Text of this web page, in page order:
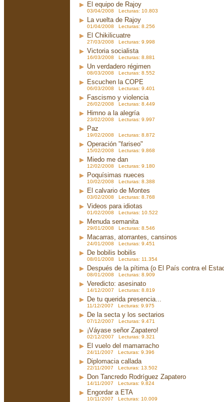
El equipo de Rajoy
03/04/2008 Lecturas: 10.803
La vuelta de Rajoy
01/04/2008 Lecturas: 8.256
El Chikilicuatre
27/03/2008 Lecturas: 9.998
Victoria socialista
16/03/2008 Lecturas: 8.881
Un verdadero régimen
08/03/2008 Lecturas: 8.552
Escuchen la COPE
06/03/2008 Lecturas: 9.401
Fascismo y violencia
26/02/2008 Lecturas: 8.449
Himno a la alegría
23/02/2008 Lecturas: 9.997
Paz
19/02/2008 Lecturas: 8.872
Operación "fariseo"
15/02/2008 Lecturas: 9.868
Miedo me dan
12/02/2008 Lecturas: 9.180
Poquísimas nueces
10/02/2008 Lecturas: 8.388
El calvario de Montes
03/02/2008 Lecturas: 8.768
Videos para idiotas
01/02/2008 Lecturas: 10.522
Menuda semanita
29/01/2008 Lecturas: 8.546
Macarras, atorrantes, cansinos
24/01/2008 Lecturas: 9.451
De bobilis bobilis
08/01/2008 Lecturas: 11.354
Después de la pítima (o El País contra el
08/01/2008 Lecturas: 8.909
Veredicto: asesinato
14/12/2007 Lecturas: 8.819
De tu querida presencia...
11/12/2007 Lecturas: 9.975
De la secta y los sectarios
07/12/2007 Lecturas: 9.471
¡Váyase señor Zapatero!
02/12/2007 Lecturas: 9.321
El vuelo del mamarracho
24/11/2007 Lecturas: 9.396
Diplomacia callada
22/11/2007 Lecturas: 13.502
Don Tancredo Rodríguez Zapatero
14/11/2007 Lecturas: 9.824
Engordar a ETA
10/11/2007 Lecturas: 10.009